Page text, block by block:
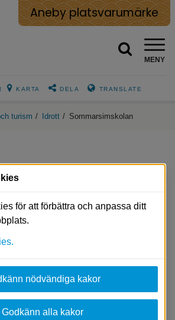
Aneby platsvarumärke
MENY
KARTA DELA TRANSLATE
turism / Idrott / Sommarsimskolan
för att förbättra och anpassa ditt
nödvändiga kakor
Godkänn alla kakor